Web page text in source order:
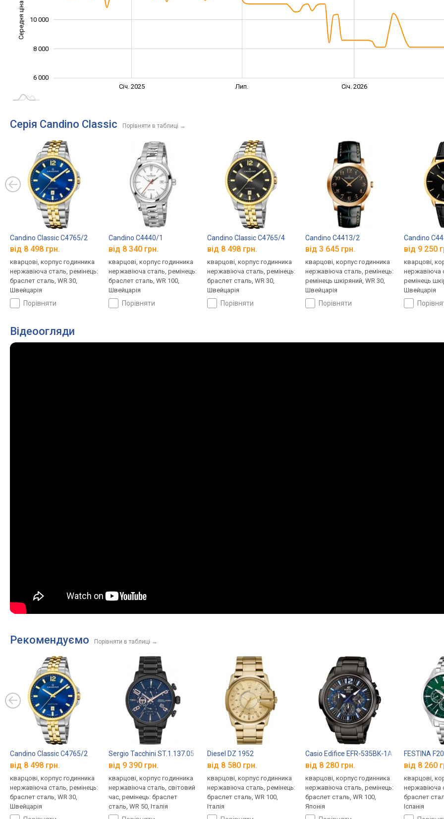
Середня ціна 10 000
6 000
8 000
10 000
Січ. 2025 Лип. Січ. 2026
Серія Candino Classic Порівняти в таблиці →
Candino Classic C4765/2
від 8 498 грн.
кварцові, корпус годинника
нержавіюча сталь, ремінець:
браслет сталь, WR 30,
Швейцарія
порівняти
Candino C4440/1
від 8 340 грн.
кварцові, корпус годинника
нержавіюча сталь, ремінець:
браслет сталь, WR 100,
Швейцарія
порівняти
Candino Classic C4765/4
від 8 498 грн.
кварцові, корпус годинника
нержавіюча сталь, ремінець:
браслет сталь, WR 30,
Швейцарія
порівняти
Candino C4413/2
від 3 645 грн.
кварцові, корпус годинника
нержавіюча сталь, ремінець:
ремінець шкіряний, WR 30,
Швейцарія
порівняти
Candino
від 9 250
кварцові,
нержавіюча
ремінець
Швейцарія
Відеоогляди
Рекомендуємо Порівняти в таблиці →
Candino Classic C4765/2
від 8 498 грн.
кварцові, корпус годинника
нержавіюча сталь, ремінець:
браслет сталь, WR 30,
Швейцарія
Sergio Tacchini ST.1.137.05
від 9 390 грн.
кварцові, корпус годинника
нержавіюча сталь, світовий
час, ремінець: браслет
сталь, WR 50, Італія
Diesel DZ 1952
від 8 580 грн.
кварцові, корпус годинника
нержавіюча сталь, ремінець:
браслет сталь, WR 100,
Італія
Casio Edifice EFR-535BK-1A2
від 8 280 грн.
кварцові, корпус годинника
нержавіюча сталь, ремінець:
браслет сталь, WR 100,
Японія
FESTINA
від 8 260
кварцові,
нержавіюча
браслет
Іспанія